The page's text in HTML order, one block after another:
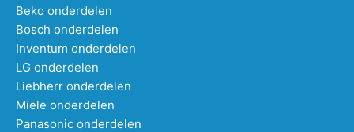
Beko onderdelen
Bosch onderdelen
Inventum onderdelen
LG onderdelen
Liebherr onderdelen
Miele onderdelen
Panasonic onderdelen